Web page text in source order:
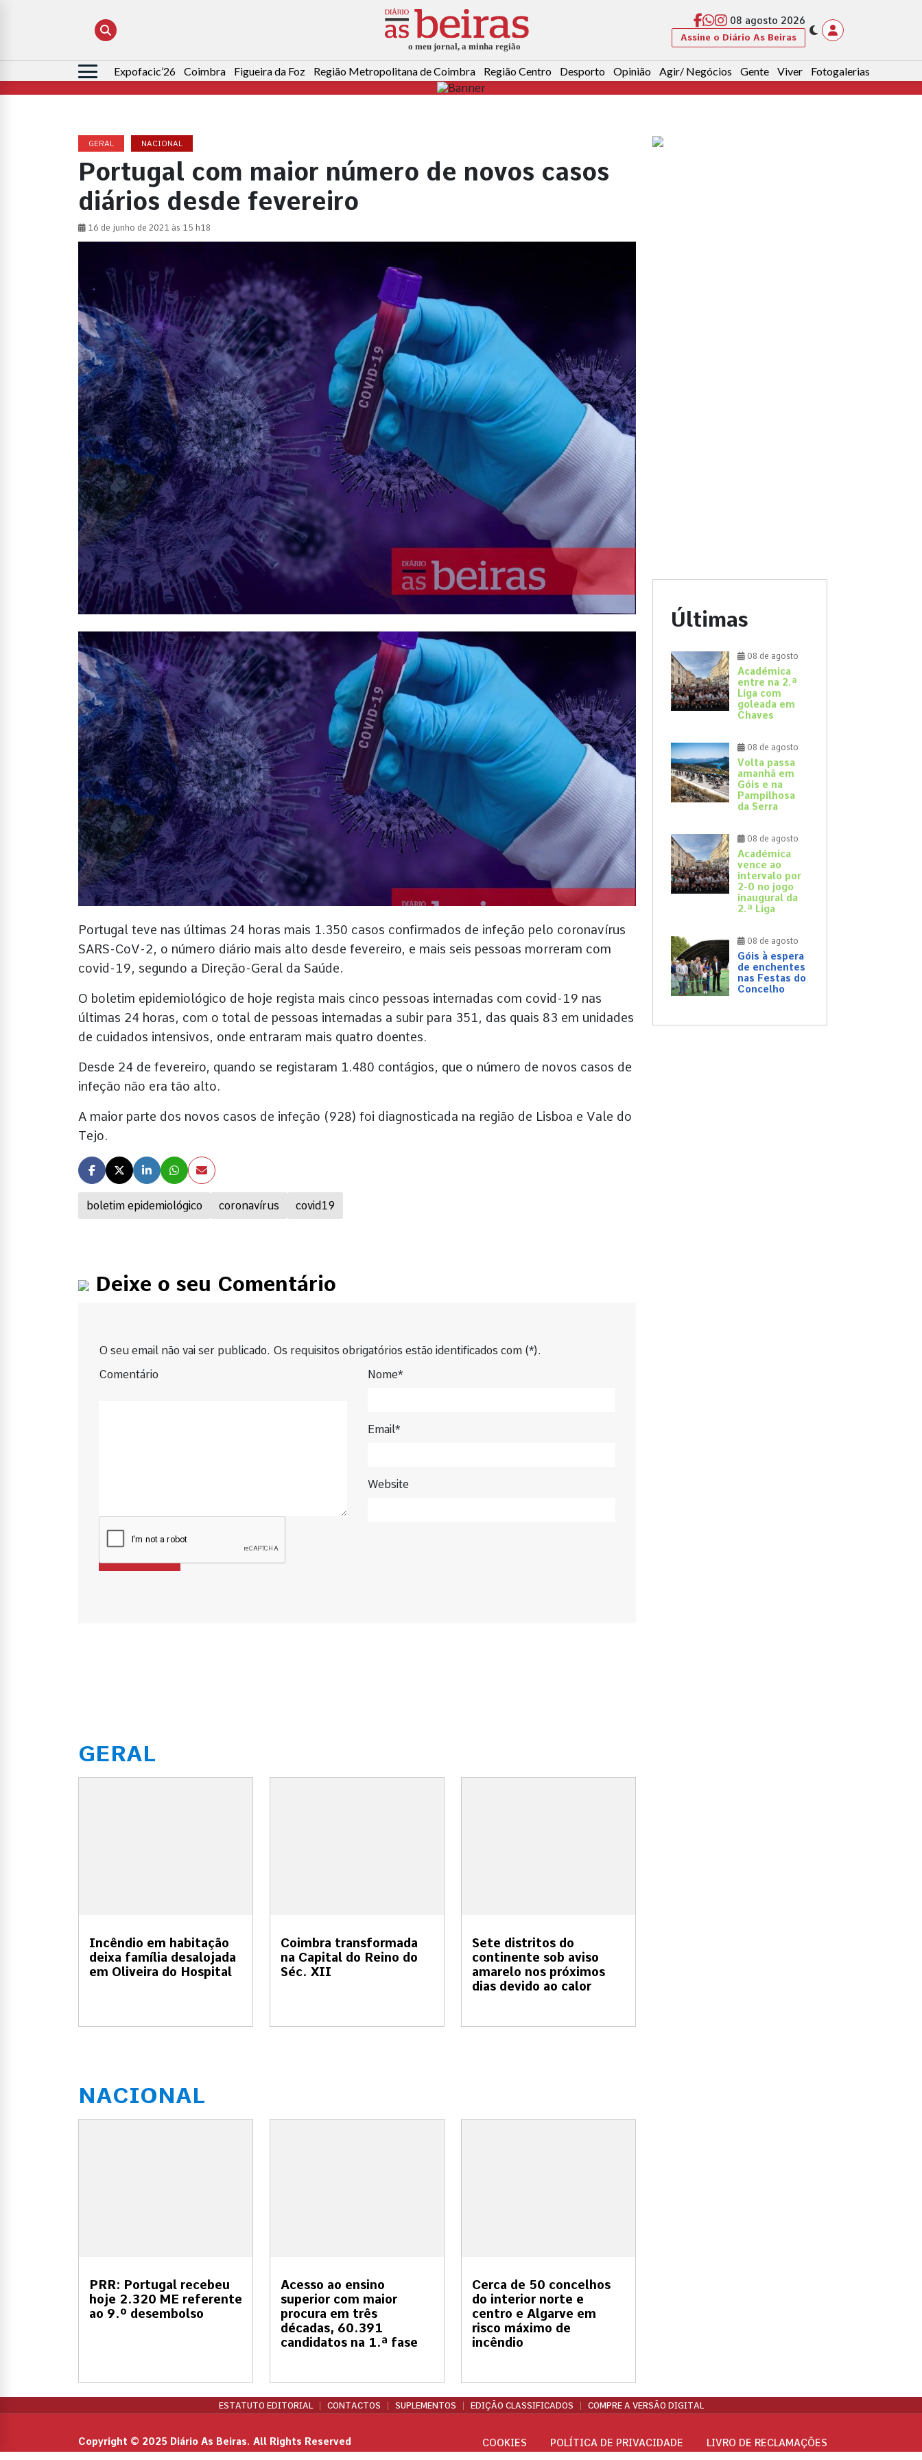
08 agosto 2026
Assine o Diário As Beiras
Pesquisar
por:
Expofacic’26 Coimbra Figueira da Foz Região Metropolitana de Coimbra Região Centro Desporto Opinião Agir/ Negócios Gente Viver Fotogalerias
GERAL NACIONAL
Portugal com maior número de novos casos
diários desde fevereiro
16 de junho de 2021 às 15 h18
boletim epidemiológico coronavírus covid19
Portugal teve nas últimas 24 horas mais 1.350 casos confirmados de infeção pelo coronavírus
SARS-CoV-2, o número diário mais alto desde fevereiro, e mais seis pessoas morreram com
covid-19, segundo a Direção-Geral da Saúde.
O boletim epidemiológico de hoje regista mais cinco pessoas internadas com covid-19 nas
últimas 24 horas, com o total de pessoas internadas a subir para 351, das quais 83 em unidades
de cuidados intensivos, onde entraram mais quatro doentes.
Desde 24 de fevereiro, quando se registaram 1.480 contágios, que o número de novos casos de
infeção não era tão alto.
A maior parte dos novos casos de infeção (928) foi diagnosticada na região de Lisboa e Vale do
Tejo.
Deixe o seu Comentário
O seu email não vai ser publicado. Os requisitos obrigatórios estão identificados com (*).
Comentário
Nome*
Email*
Website
Últimas
08 de agosto
Académica
entre na 2.ª
Liga com
goleada em
Chaves
08 de agosto
Volta passa
amanhã em
Góis e na
Pampilhosa
da Serra
08 de agosto
Académica
vence ao
intervalo por
2-0 no jogo
inaugural da
2.ª Liga
08 de agosto
Góis à espera
de enchentes
nas Festas do
Concelho
GERAL
Incêndio em habitação
deixa família desalojada
em Oliveira do Hospital
Coimbra transformada
na Capital do Reino do
Séc. XII
Sete distritos do
continente sob aviso
amarelo nos próximos
dias devido ao calor
NACIONAL
PRR: Portugal recebeu
hoje 2.320 ME referente
ao 9.º desembolso
Acesso ao ensino
superior com maior
procura em três
décadas, 60.391
candidatos na 1.ª fase
Cerca de 50 concelhos
do interior norte e
centro e Algarve em
risco máximo de
incêndio
ESTATUTO EDITORIAL CONTACTOS SUPLEMENTOS EDIÇÃO CLASSIFICADOS COMPRE A VERSÃO DIGITAL
Copyright © 2025 Diário As Beiras. All Rights Reserved COOKIES POLÍTICA DE PRIVACIDADE LIVRO DE RECLAMAÇÕES